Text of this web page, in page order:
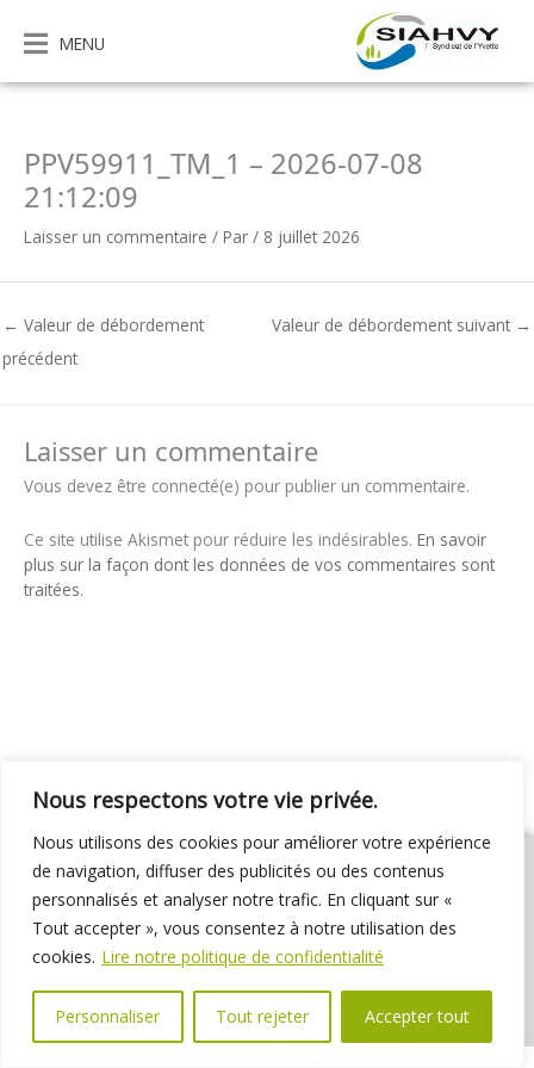
Nous respectons votre vie privée.
Nous utilisons des cookies pour améliorer votre expérience
de navigation, diffuser des publicités ou des contenus
personnalisés et analyser notre trafic. En cliquant sur «
Tout accepter », vous consentez à notre utilisation des
cookies. Lire notre politique de confidentialité
Personnaliser Tout rejeter Accepter tout
contenu
MENU
PPV59911_TM_1 – 2026-07-08
21:12:09
Laisser un commentaire / Par / 8 juillet 2026
← Valeur de débordement
précédent
Valeur de débordement suivant →
Laisser un commentaire
Vous devez être connecté(e) pour publier un commentaire.
Ce site utilise Akismet pour réduire les indésirables. En savoir
plus sur la façon dont les données de vos commentaires sont
traitées.
01 69 31 72 10 01 69 31 37 31
Nous contacter
Espace élus
Marchés publics Délibérations